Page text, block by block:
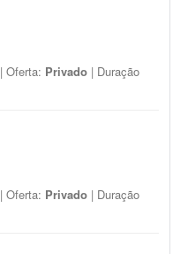
| Oferta: Privado | Duração
| Oferta: Privado | Duração